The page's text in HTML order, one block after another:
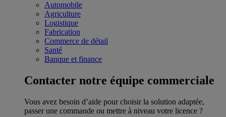
Automobile
Agriculture
Logistique
Fabrication
Commerce de détail
Santé
Banque et finance
Contacter notre équipe commerciale
Vous avez besoin d’aide pour choisir la solution adaptée,
passer une commande ou mettre à niveau votre licence ?